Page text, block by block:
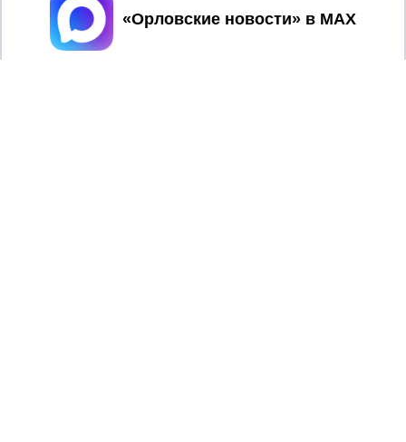
Принять